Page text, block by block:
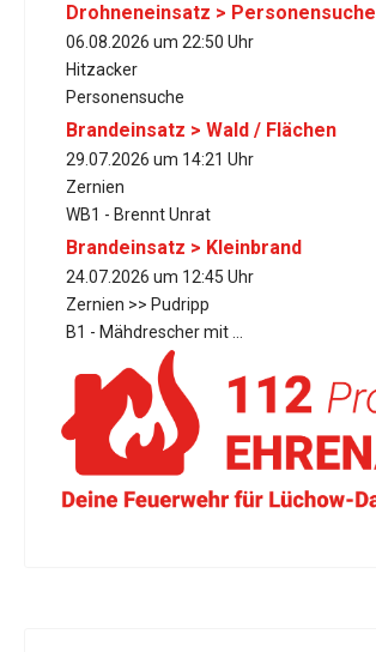
Drohneneinsatz > Personensuche
06.08.2026 um 22:50 Uhr
Hitzacker
Personensuche
Brandeinsatz > Wald / Flächen
29.07.2026 um 14:21 Uhr
Zernien
WB1 - Brennt Unrat
Brandeinsatz > Kleinbrand
24.07.2026 um 12:45 Uhr
Zernien >> Pudripp
B1 - Mähdrescher mit ...